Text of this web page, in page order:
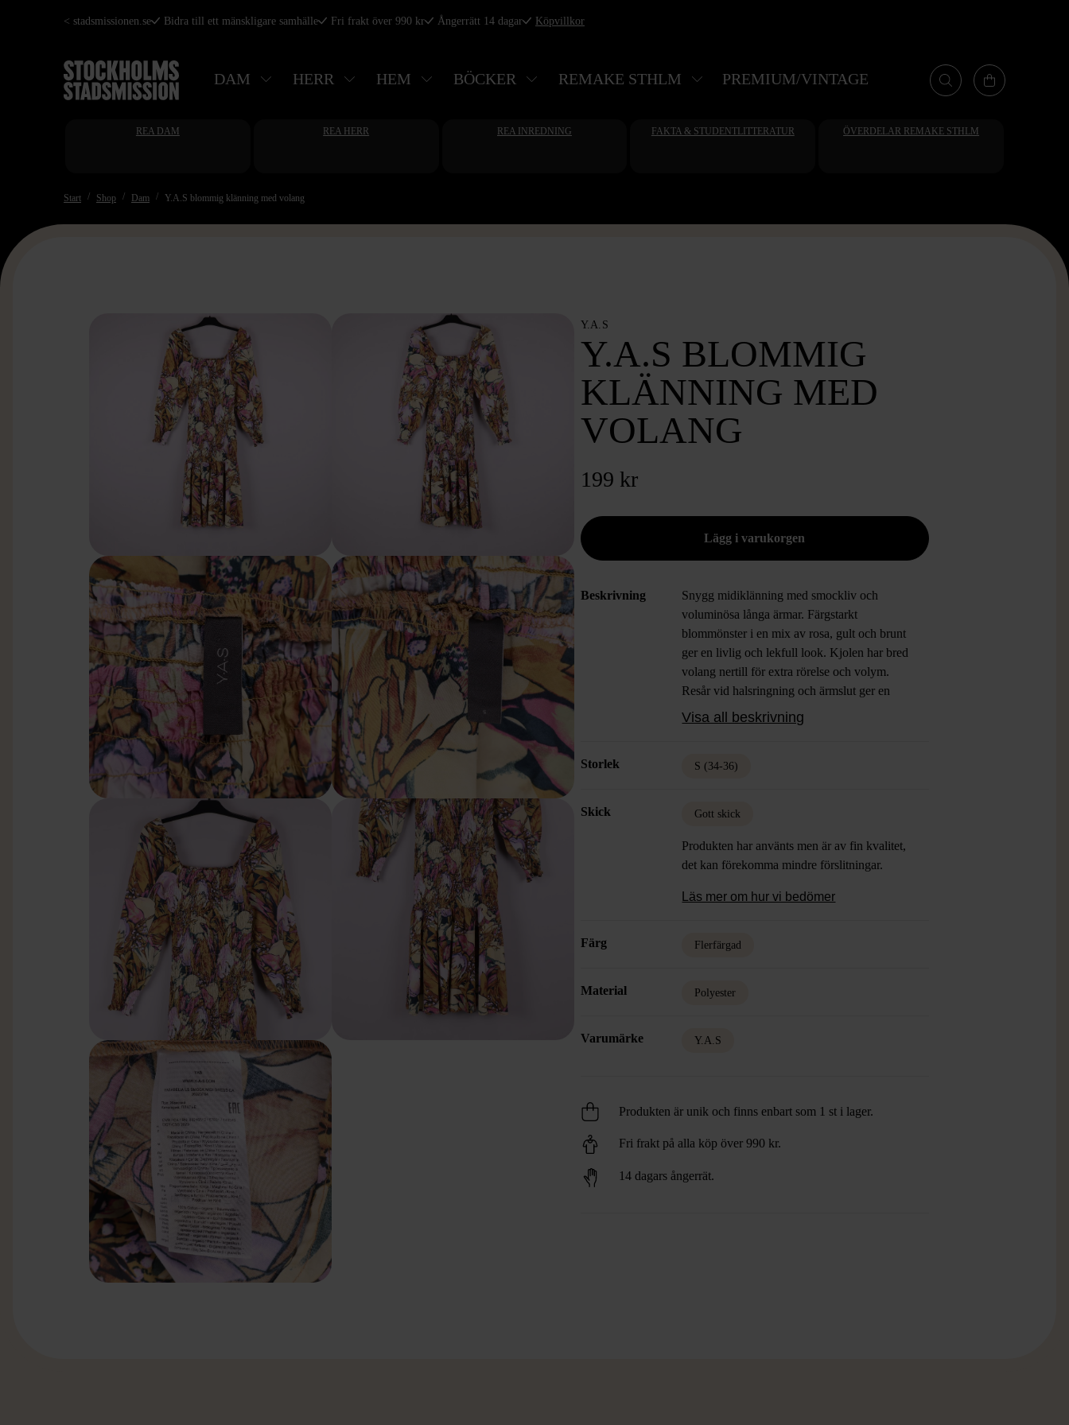
Hoppa
huvudinnehåll
< stadsmissionen.se Bidra till ett mänskligare samhälle Fri frakt över 990 kr Ångerrätt 14 dagar Köpvillkor
DAM HERR HEM BÖCKER REMAKE STHLM PREMIUM/VINTAGE
REA DAM REA HERR REA INREDNING FAKTA & STUDENTLITTERATUR ÖVERDELAR REMAKE STHLM
Start Shop Dam Y.A.S blommig klänning med volang
Y.A.S
Y.A.S BLOMMIG
KLÄNNING MED
VOLANG
199 kr
Beskrivning
Snygg midiklänning med smockliv och
voluminösa långa ärmar. Färgstarkt
blommönster i en mix av rosa, gult och brunt
ger en livlig och lekfull look. Kjolen har bred
volang nertill för extra rörelse och volym.
Resår vid halsringning och ärmslut ger en
flexibel passform. Perfekt för dig som gillar
statement pieces och en touch av vintage vibe.
Visa all beskrivning
Storlek S (34-36)
Skick Gott skick
Produkten har använts men är av fin kvalitet,
det kan förekomma mindre förslitningar.
Läs mer om hur vi bedömer
Färg Flerfärgad
Material Polyester
Varumärke Y.A.S
Produkten är unik och finns enbart som 1 st i lager.
Fri frakt på alla köp över 990 kr.
14 dagars ångerrät.